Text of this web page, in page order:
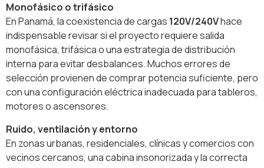
Monofásico o trifásico
En Panamá, la coexistencia de cargas 120V/240Vhace
indispensable revisar si el proyecto requiere salida
monofásica, trifásica o una estrategia de distribución
interna para evitar desbalances. Muchos errores de
selección provienen de comprar potencia suficiente, pero
con una configuración eléctrica inadecuada para tableros,
motores o ascensores.
Ruido, ventilación y entorno
En zonas urbanas, residenciales, clínicas y comercios con
vecinos cercanos, una cabina insonorizada y la correcta